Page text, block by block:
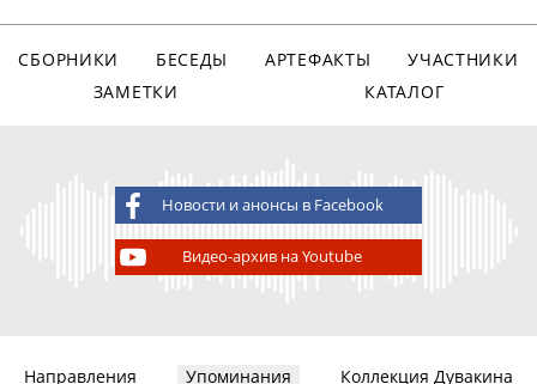
СБОРНИКИ БЕСЕДЫ АРТЕФАКТЫ
УЧАСТНИКИ
ЗАМЕТКИ
КАТАЛОГ
Новости и анонсы в Facebook
Видео-архив на Youtube
Направления Упоминания Коллекция Дувакина